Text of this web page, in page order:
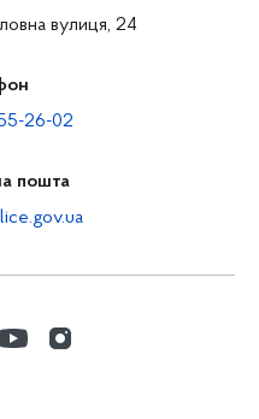
вулиця, 24
26-02
пошта